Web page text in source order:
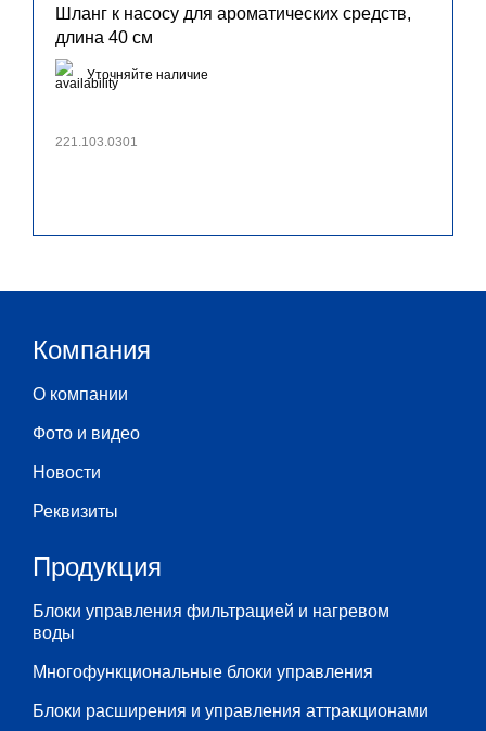
Шланг к насосу для ароматических средств,
длина 40 см
Уточняйте наличие
221.103.0301
Компания
О компании
Фото и видео
Новости
Реквизиты
Продукция
Блоки управления фильтрацией и нагревом
воды
Многофункциональные блоки управления
Блоки расширения и управления аттракционами